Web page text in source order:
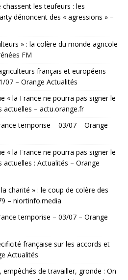
les teufeurs : les
dénoncent des « agressions » –
» : la colère du monde agricole
FM
français et européens
07 – Orange Actualités
« la France ne pourra pas signer le
actuelles – actu.orange.fr
temporise – 03/07 – Orange
« la France ne pourra pas signer le
: Actualités – Orange
charité » : le coup de colère des
– niortinfo.media
temporise – 03/07 – Orange
française sur les accords et
Actualités
de travailler, gronde : On